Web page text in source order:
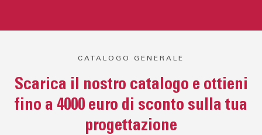
CATALOGO GENERALE
Scarica il nostro catalogo e ottieni
fino a 4000 euro di sconto sulla tua
progettazione